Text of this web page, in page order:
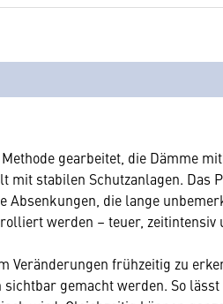
gearbeitet, die Dämme
mit stabilen Schutzanlagen. Das
Absenkungen, die lange
werden – teuer, zeitintensiv
Veränderungen frühzeitig zu
gemacht werden. So